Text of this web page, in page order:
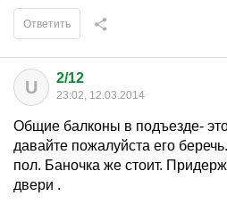
Ответить
U 2/12
23:02, 12.03.2014
Общие балконы в подъезде-
давайте пожалуйста его
пол. Баночка же стоит.
двери .